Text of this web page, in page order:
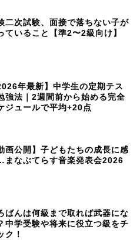
二次試験、面接で落ちない子が
ていること【準2〜2級向け】
年最新】中学生の定期テス
強法｜2週間前から始める完全
ジュールで平均+20点
画公開】子どもたちの成長に感
まなぶてらす音楽発表会2026
ばんは何級まで取れば武器にな
中学受験や将来に役立つ級をチ
ク！